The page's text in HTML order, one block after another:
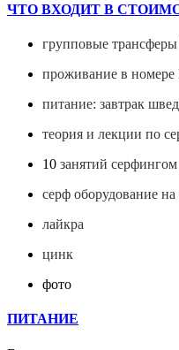
ЧТО ВХОДИТ В
групповые трансферы
проживание в номере
питание: завтрак
теория и лекции по
10 занятий серфингом
серф оборудование на
лайкра
цинк
фото
ПИТАНИЕ